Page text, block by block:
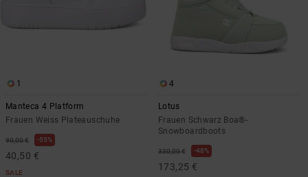
1
Manteca 4 Platform
Frauen Weiss Plateauschuhe
90,00 € 55%
40,50 €
SALE
4
Lotus
Frauen Schwarz Boa®-
Snowboardboots
330,00 € 48%
173,25 €